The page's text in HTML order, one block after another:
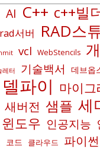
AI C++ c++빌
rad서버 RAD스
vcl WebStencils
레터 기술백서 데브옵
델파이 마이그
새버전 샘플 세
윈도우 인공지능
코드 클라우드 파이썬